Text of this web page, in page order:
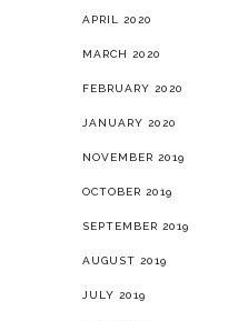
APRIL 2020
MARCH 2020
FEBRUARY 2020
JANUARY 2020
NOVEMBER 2019
OCTOBER 2019
SEPTEMBER 2019
AUGUST 2019
JULY 2019